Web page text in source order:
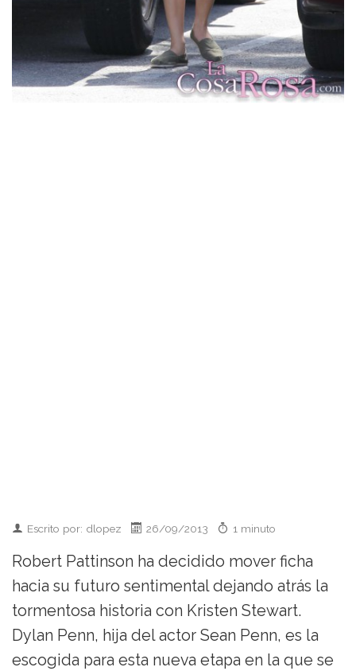
Escrito por: dlopez 26/09/2013 1 minuto
Robert Pattinson ha decidido mover ficha
hacia su futuro sentimental dejando atrás la
tormentosa historia con Kristen Stewart.
Dylan Penn, hija del actor Sean Penn, es la
escogida para esta nueva etapa en la que se